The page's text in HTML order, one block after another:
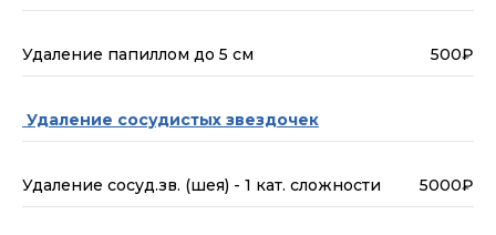
Удаление папиллом до 5 см 500₽
Удаление сосудистых звездочек
Удаление сосуд.зв. (шея) - 1 кат. сложности 5000₽